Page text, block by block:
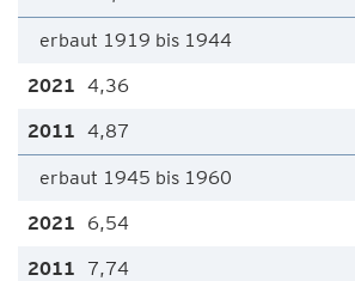
erbaut 1919 bis 1944
4,36
4,87
erbaut 1945 bis 1960
6,54
7,74